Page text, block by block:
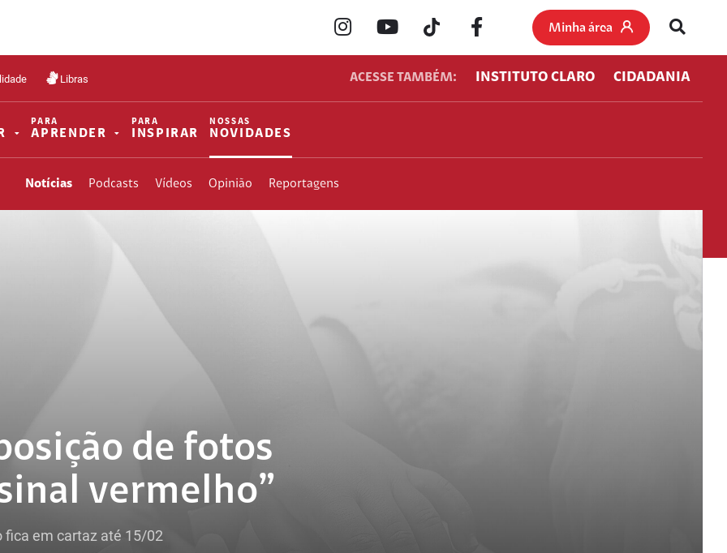
Minha área
Libras ACESSE TAMBÉM: INSTITUTO CLARO CIDADANIA
PARA
APRENDER
PARA
INSPIRAR
NOSSAS
NOVIDADES
Notícias Podcasts Vídeos Opinião Reportagens
de fotos
vermelho”
fica em cartaz até 15/02